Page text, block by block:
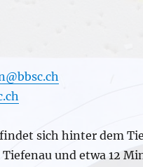
sich hinter dem
und etwa 12